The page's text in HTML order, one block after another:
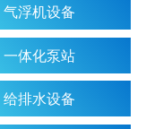
气浮机设备
一体化泵站
给排水设备